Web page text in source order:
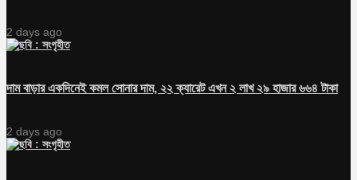
2 days ago
দাম বাড়ার একদিনেই কমল সোনার দাম, ২২ ক্যারেট এখন ২ লাখ ২৯ হাজার ৬৬৪ টাকা
2 days ago